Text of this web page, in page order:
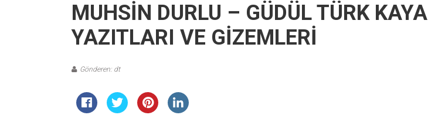
MUHSİN DURLU – GÜDÜL TÜRK KAYA
YAZITLARI VE GİZEMLERİ
Gönderen: dt